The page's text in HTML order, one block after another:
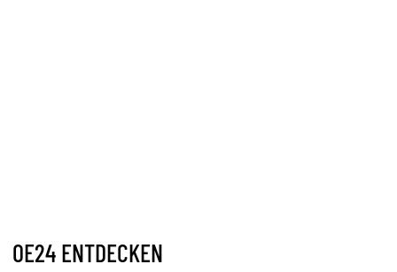
OE24 ENTDECKEN